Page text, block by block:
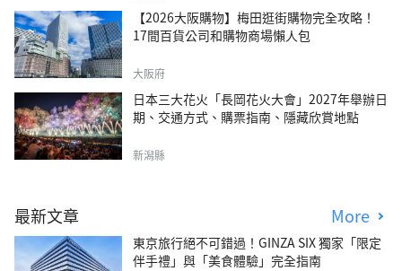
【2026大阪購物】梅田逛街購物完全攻略！
17間百貨公司和購物商場懶人包
大阪府
日本三大花火「長岡花火大會」2027年舉辦日
期、交通方式、購票指南、隱藏欣賞地點
新潟縣
最新文章 More
東京旅行絕不可錯過！GINZA SIX 獨家「限定
伴手禮」與「美食體驗」完全指南